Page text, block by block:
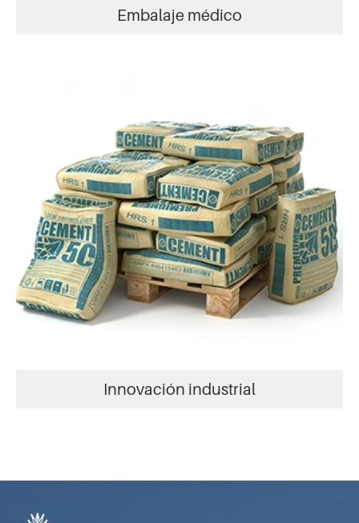
Embalaje médico
Innovación industrial